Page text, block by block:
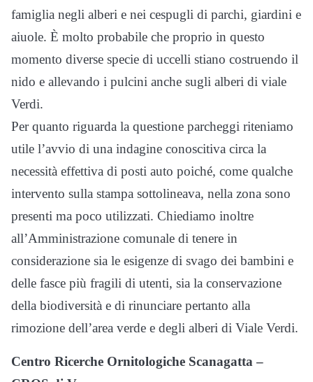
famiglia negli alberi e nei cespugli di parchi, giardini e
aiuole. È molto probabile che proprio in questo
momento diverse specie di uccelli stiano costruendo il
nido e allevando i pulcini anche sugli alberi di viale
Verdi.
Per quanto riguarda la questione parcheggi riteniamo
utile l’avvio di una indagine conoscitiva circa la
necessità effettiva di posti auto poiché, come qualche
intervento sulla stampa sottolineava, nella zona sono
presenti ma poco utilizzati. Chiediamo inoltre
all’Amministrazione comunale di tenere in
considerazione sia le esigenze di svago dei bambini e
delle fasce più fragili di utenti, sia la conservazione
della biodiversità e di rinunciare pertanto alla
rimozione dell’area verde e degli alberi di Viale Verdi.
Centro Ricerche Ornitologiche Scanagatta –